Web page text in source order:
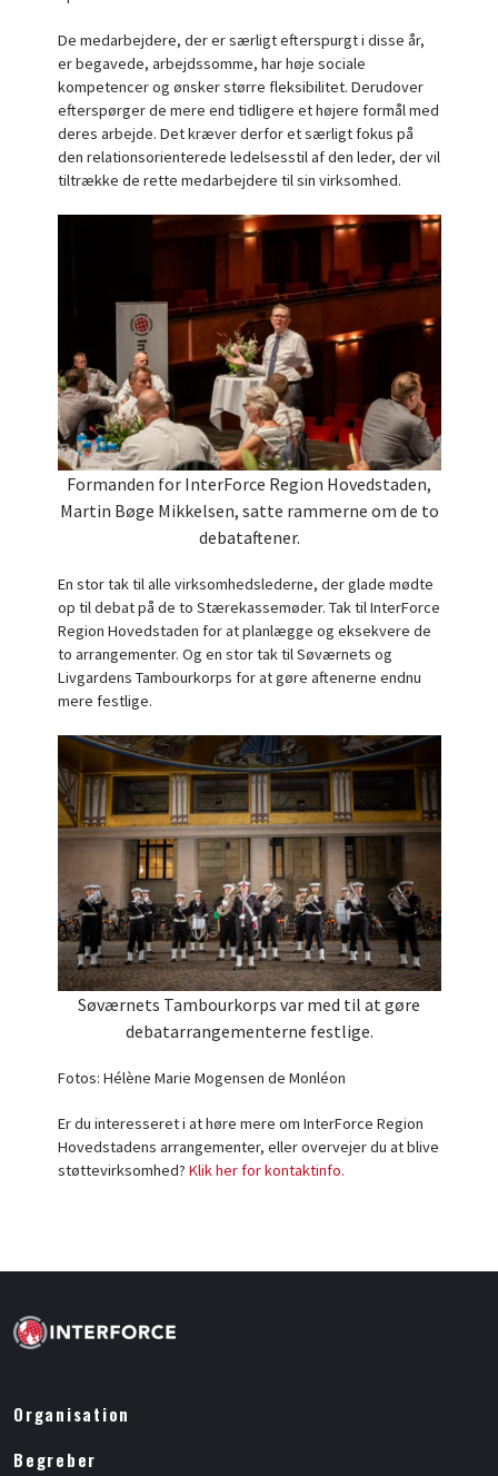
De medarbejdere, der er særligt efterspurgt i disse år,
er begavede, arbejdssomme, har høje sociale
kompetencer og ønsker større fleksibilitet. Derudover
efterspørger de mere end tidligere et højere formål med
deres arbejde. Det kræver derfor et særligt fokus på
den relationsorienterede ledelsesstil af den leder, der vil
tiltrække de rette medarbejdere til sin virksomhed.
Formanden for InterForce Region Hovedstaden,
Martin Bøge Mikkelsen, satte rammerne om de to
debataftener.
En stor tak til alle virksomhedslederne, der glade mødte
op til debat på de to Stærekassemøder. Tak til InterForce
Region Hovedstaden for at planlægge og eksekvere de
to arrangementer. Og en stor tak til Søværnets og
Livgardens Tambourkorps for at gøre aftenerne endnu
mere festlige.
Søværnets Tambourkorps var med til at gøre
debatarrangementerne festlige.
Fotos: Hélène Marie Mogensen de Monléon
Er du interesseret i at høre mere om InterForce Region
Hovedstadens arrangementer, eller overvejer du at blive
støttevirksomhed? Klik her for kontaktinfo.
Organisation
Begreber